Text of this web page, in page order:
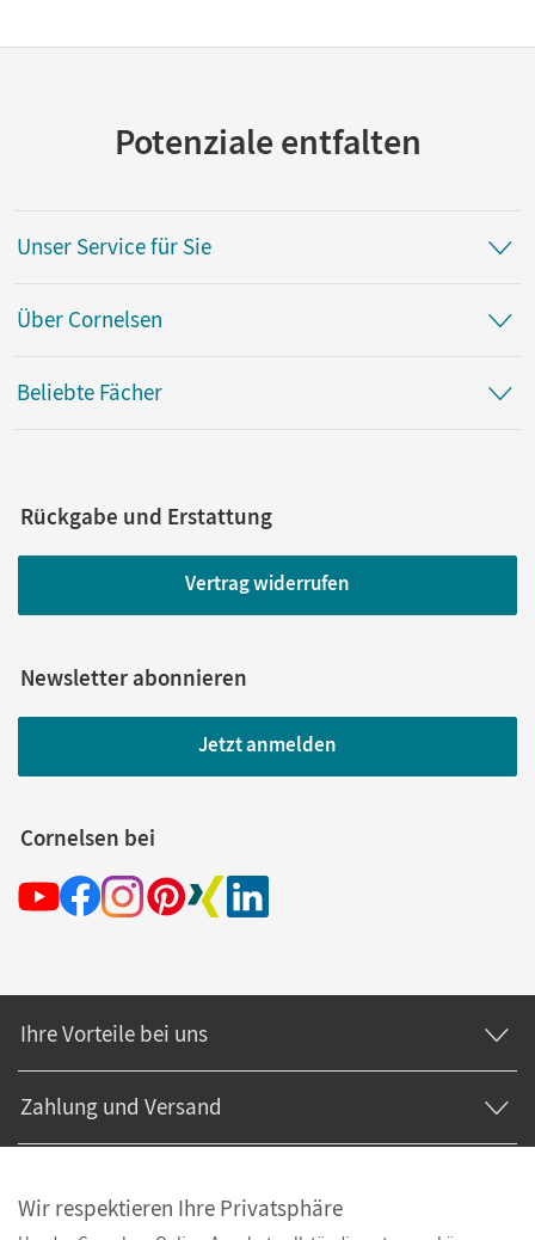
Potenziale entfalten
Unser Service für Sie
Über Cornelsen
Beliebte Fächer
Rückgabe und Erstattung
Vertrag widerrufen
Newsletter abonnieren
Jetzt anmelden
Cornelsen bei
Ihre Vorteile bei uns
Zahlung und Versand
Wir respektieren Ihre Privatsphäre